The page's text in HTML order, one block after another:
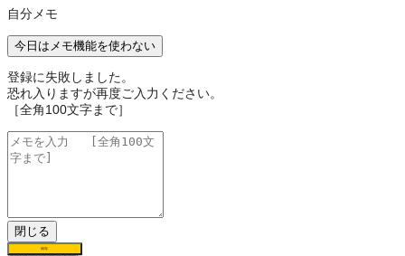
自分メモ
今日はメモ機能を使わない
登録に失敗しました。
恐れ入りますが再度ご入力ください。
［全角100文字まで］
閉じる
保存